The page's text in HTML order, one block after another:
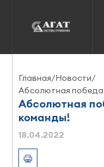
Главная/Новости/
Абсолютная
Абсолютная
команды!
18.04.2022